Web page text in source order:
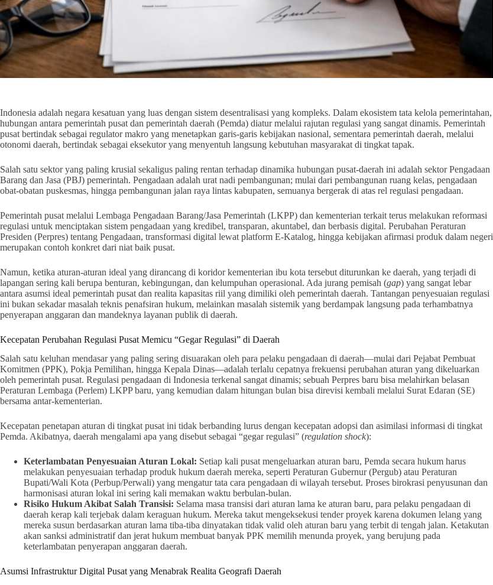
Indonesia adalah negara kesatuan yang luas dengan sistem desentralisasi yang kompleks. Dalam ekosistem tata kelola pemerintahan,
hubungan antara pemerintah pusat dan pemerintah daerah (Pemda) diatur melalui rajutan regulasi yang sangat dinamis. Pemerintah
pusat bertindak sebagai regulator makro yang menetapkan garis-garis kebijakan nasional, sementara pemerintah daerah, melalui
otonomi daerah, bertindak sebagai eksekutor yang menyentuh langsung kebutuhan masyarakat di tingkat tapak.
Salah satu sektor yang paling krusial sekaligus paling rentan terhadap dinamika hubungan pusat-daerah ini adalah sektor Pengadaan
Barang dan Jasa (PBJ) pemerintah. Pengadaan adalah urat nadi pembangunan; mulai dari pembangunan ruang kelas, pengadaan
obat-obatan puskesmas, hingga pembangunan jalan raya lintas kabupaten, semuanya bergerak di atas rel regulasi pengadaan.
Pemerintah pusat melalui Lembaga Pengadaan Barang/Jasa Pemerintah (LKPP) dan kementerian terkait terus melakukan reformasi
regulasi untuk menciptakan sistem pengadaan yang kredibel, transparan, akuntabel, dan berbasis digital. Perubahan Peraturan
Presiden (Perpres) tentang Pengadaan, transformasi digital lewat platform E-Katalog, hingga kebijakan afirmasi produk dalam negeri
merupakan contoh konkret dari niat baik pusat.
Namun, ketika aturan-aturan ideal yang dirancang di koridor kementerian ibu kota tersebut diturunkan ke daerah, yang terjadi di
lapangan sering kali berupa benturan, kebingungan, dan kelumpuhan operasional. Ada jurang pemisah (gap) yang sangat lebar
antara asumsi ideal pemerintah pusat dan realita kapasitas riil yang dimiliki oleh pemerintah daerah. Tantangan penyesuaian regulasi
ini bukan sekadar masalah teknis penafsiran hukum, melainkan masalah sistemik yang berdampak langsung pada terhambatnya
penyerapan anggaran dan mandeknya layanan publik di daerah.
Kecepatan Perubahan Regulasi Pusat Memicu “Gegar Regulasi” di Daerah
Salah satu keluhan mendasar yang paling sering disuarakan oleh para pelaku pengadaan di daerah—mulai dari Pejabat Pembuat
Komitmen (PPK), Pokja Pemilihan, hingga Kepala Dinas—adalah terlalu cepatnya frekuensi perubahan aturan yang dikeluarkan
oleh pemerintah pusat. Regulasi pengadaan di Indonesia terkenal sangat dinamis; sebuah Perpres baru bisa melahirkan belasan
Peraturan Lembaga (Perlem) LKPP baru, yang kemudian dalam hitungan bulan bisa direvisi kembali melalui Surat Edaran (SE)
bersama antar-kementerian.
Kecepatan penetapan aturan di tingkat pusat ini tidak berbanding lurus dengan kecepatan adopsi dan asimilasi informasi di tingkat
Pemda. Akibatnya, daerah mengalami apa yang disebut sebagai “gegar regulasi” (regulation shock):
Keterlambatan Penyesuaian Aturan Lokal: Setiap kali pusat mengeluarkan aturan baru, Pemda secara hukum harus
melakukan penyesuaian terhadap produk hukum daerah mereka, seperti Peraturan Gubernur (Pergub) atau Peraturan
Bupati/Wali Kota (Perbup/Perwali) yang mengatur tata cara pengadaan di wilayah tersebut. Proses birokrasi penyusunan dan
harmonisasi aturan lokal ini sering kali memakan waktu berbulan-bulan.
Risiko Hukum Akibat Salah Transisi: Selama masa transisi dari aturan lama ke aturan baru, para pelaku pengadaan di
daerah kerap kali terjebak dalam keraguan hukum. Mereka takut mengeksekusi tender proyek karena dokumen lelang yang
mereka susun berdasarkan aturan lama tiba-tiba dinyatakan tidak valid oleh aturan baru yang terbit di tengah jalan. Ketakutan
akan sanksi administratif dan jerat hukum membuat banyak PPK memilih menunda proyek, yang berujung pada
keterlambatan penyerapan anggaran daerah.
Asumsi Infrastruktur Digital Pusat yang Menabrak Realita Geografi Daerah